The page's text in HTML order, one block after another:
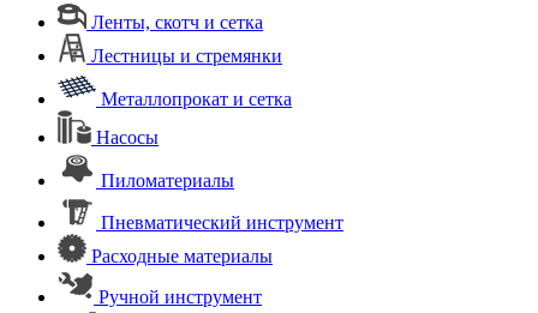
Ленты, скотч и сетка
Лестницы и стремянки
Металлопрокат и сетка
Насосы
Пиломатериалы
Пневматический инструмент
Расходные материалы
Ручной инструмент